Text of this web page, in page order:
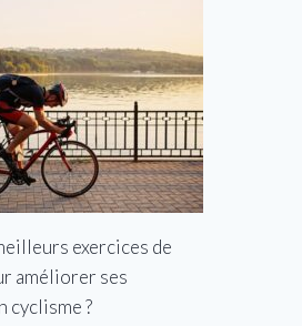
exercices de
améliorer ses
cyclisme ?